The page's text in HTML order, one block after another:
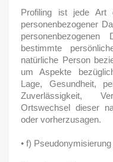
Profiling ist jede Art
personenbezogener
bestimmte
natürliche Person
um Aspekte
Lage, Gesundheit,
Zuverlässigkeit,
Ortswechsel dieser
oder vorherzusagen.
• f) Pseudonymisierung